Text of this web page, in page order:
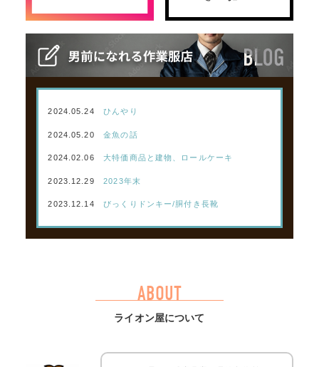
2024.05.24 ひんやり
2024.05.20 金魚の話
2024.02.06 大特価商品と建物、ロールケーキ
2023.12.29 2023年末
2023.12.14 びっくりドンキー/胴付き長靴
ABOUT
ライオン屋について